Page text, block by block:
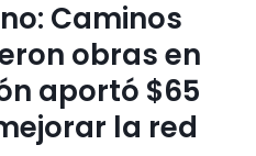
Caminos
obras en
aportó $65
la red